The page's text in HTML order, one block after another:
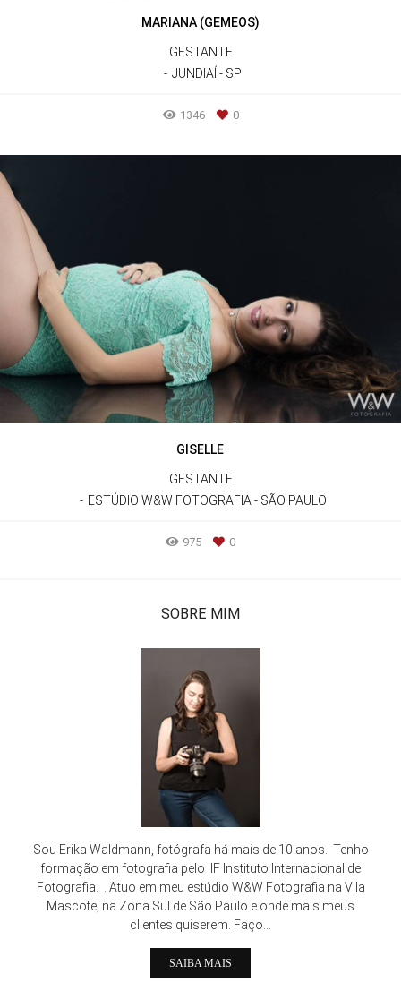
MARIANA (GEMEOS)
GESTANTE
JUNDIAÍ - SP
1346 0
GISELLE
GESTANTE
ESTÚDIO W&W FOTOGRAFIA - SÃO PAULO
975 0
SOBRE MIM
Sou Erika Waldmann, fotógrafa há mais de 10 anos. Tenho
formação em fotografia pelo IIF Instituto Internacional de
Fotografia. . Atuo em meu estúdio W&W Fotografia na Vila
Mascote, na Zona Sul de São Paulo e onde mais meus
clientes quiserem. Faço...
SAIBA MAIS